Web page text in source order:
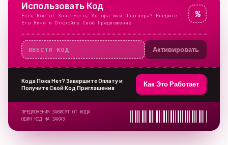
Использовать Код
Есть Код от Знакомого, Автора или Партнёра? Введите
Его Ниже и Откройте Своё Предложение
%
Активировать
Кода Пока Нет? Завершите Оплату и
Получите Свой Код Приглашения
Как Это Работает
ПРЕДЛОЖЕНИЯ ЗАВИСЯТ ОТ КОДА
ОДИН КОД НА ЗАКАЗ